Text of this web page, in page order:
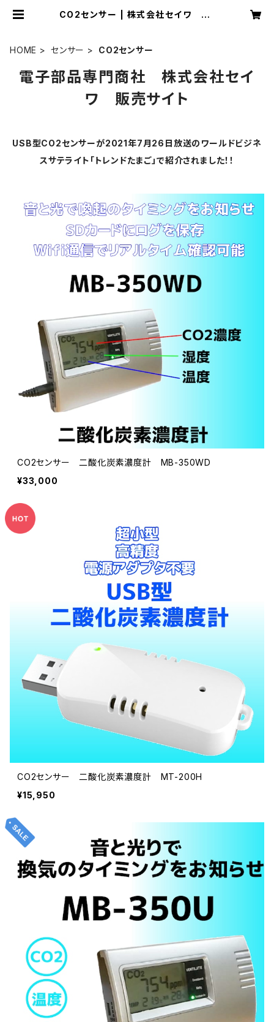
CO2センサー | 株式会社セイワ EC
HOME センサー CO2センサー
電子部品専門商社 株式会社セイ
ワ 販売サイト
USB型CO2センサーが2021年7月26日放送のワールドビジネ
スサテライト「トレンドたまご」で紹介されました！！
CO2センサー 二酸化炭素濃度計 MB-350WD
¥33,000
CO2センサー 二酸化炭素濃度計 MT-200H
¥15,950